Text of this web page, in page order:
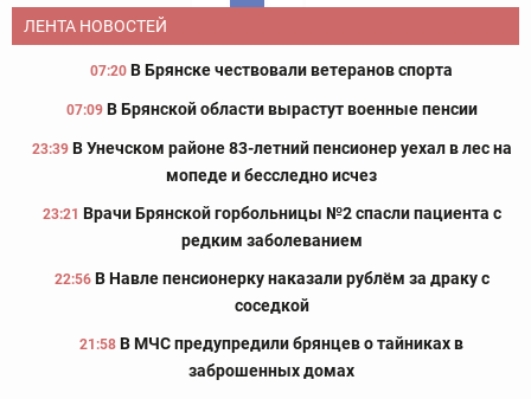
ЛЕНТА НОВОСТЕЙ
07:20 В Брянске чествовали ветеранов спорта
07:09 В Брянской области вырастут военные пенсии
23:39 В Унечском районе 83-летний пенсионер уехал в лес на
мопеде и бесследно исчез
23:21 Врачи Брянской горбольницы №2 спасли пациента с
редким заболеванием
22:56 В Навле пенсионерку наказали рублём за драку с
соседкой
21:58 В МЧС предупредили брянцев о тайниках в
заброшенных домах